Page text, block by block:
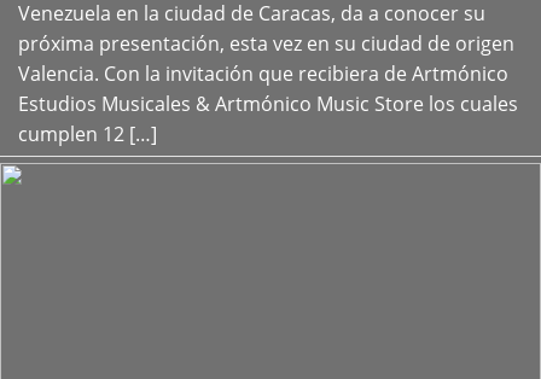
Venezuela en la ciudad de Caracas, da a conocer su
próxima presentación, esta vez en su ciudad de origen
Valencia. Con la invitación que recibiera de Artmónico
Estudios Musicales & Artmónico Music Store los cuales
cumplen 12 […]
+